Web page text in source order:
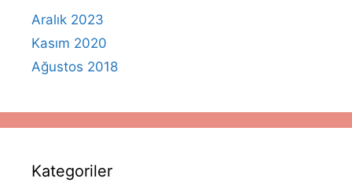
Aralık 2023
Kasım 2020
Ağustos 2018
Kategoriler